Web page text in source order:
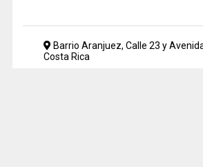
Barrio Aranjuez, Calle 23 y
Costa Rica